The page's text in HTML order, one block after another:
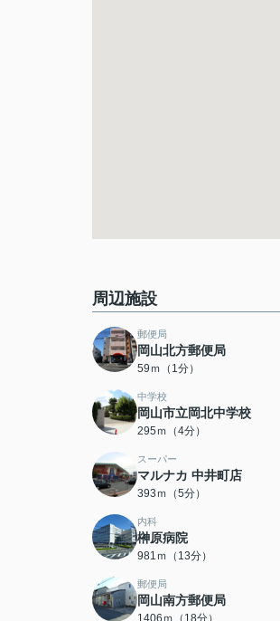
周辺施設
郵便局
岡山北方郵便局
59ｍ（1分）
中学校
岡山市立岡北中学校
295ｍ（4分）
スーパー
マルナカ 中井町店
393ｍ（5分）
内科
榊原病院
981ｍ（13分）
郵便局
岡山南方郵便局